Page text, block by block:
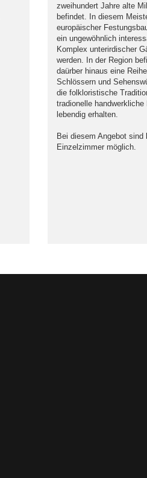
zweihundert Jahre alte
befindet. In diesem
europäischer
ein ungewöhnlich
Komplex unterirdischer
werden. In der Region
daürber hinaus eine
Schlössern und
die folkloristische
tradionelle handwerkliche
lebendig erhalten.
Bei diesem Angebot sind
Einzelzimmer möglich.